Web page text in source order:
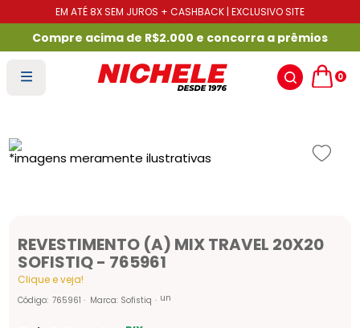
EM ATÉ 8X SEM JUROS + CASHBACK | EXCLUSIVO SITE
Compre acima de R$2.000 e concorra a prêmios
0
REVESTIMENTO (A) MIX TRAVEL 20X20
SOFISTIQ - 765961
Clique e veja!
Código: 765961 Marca: Sofistiq un